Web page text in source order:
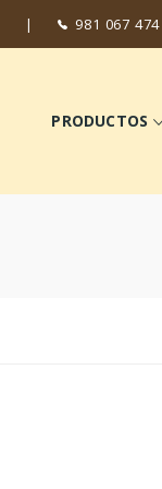
| 981 067 474
PRODUCTOS